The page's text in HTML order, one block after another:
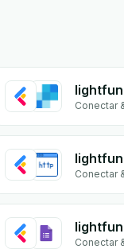
Conectar
Conectar
Conectar